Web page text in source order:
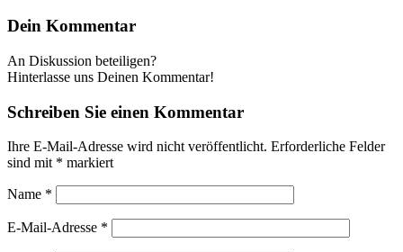
Dein Kommentar
An Diskussion beteiligen?
Hinterlasse uns Deinen Kommentar!
Schreiben Sie einen Kommentar
Ihre E-Mail-Adresse wird nicht veröffentlicht. Erforderliche Felder
sind mit * markiert
Name *
E-Mail-Adresse *